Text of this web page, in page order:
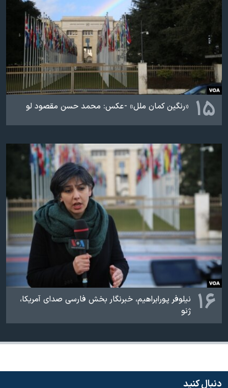
۱۵ «رنگین کمان ملل» - ​عکس: محمد حسن مقصود لو
۱۶
نیلوفر پورابراهیم، خبرنگار بخش فارسی صدای آمریکا،
ژنو
دنبال کنید